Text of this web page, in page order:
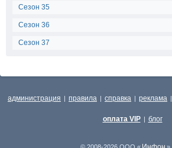
Сезон 35
Сезон 36
Сезон 37
администрация | правила | справка | реклама |
оплата VIP | блог